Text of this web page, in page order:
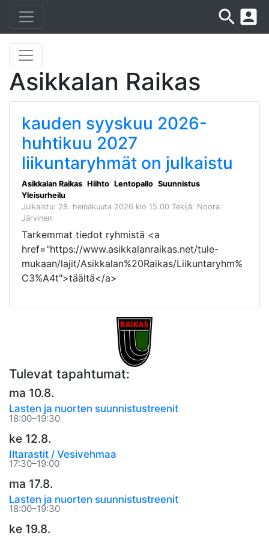
search account_box
Asikkalan Raikas
kauden syyskuu 2026-
huhtikuu 2027
liikuntaryhmät on julkaistu
Asikkalan Raikas Hiihto Lentopallo Suunnistus
Yleisurheilu
Julkaistu: 28. heinäkuuta 2026 klo 15.00 Tekijä: Noora
Järvinen
Tarkemmat tiedot ryhmistä <a
href="https://www.asikkalanraikas.net/tule-
mukaan/lajit/Asikkalan%20Raikas/Liikuntaryhm%
C3%A4t">täältä</a>
Tulevat tapahtumat:
ma 10.8.
Lasten ja nuorten suunnistustreenit
18:00–19:30
ke 12.8.
Iltarastit / Vesivehmaa
17:30–19:00
ma 17.8.
Lasten ja nuorten suunnistustreenit
18:00–19:30
ke 19.8.